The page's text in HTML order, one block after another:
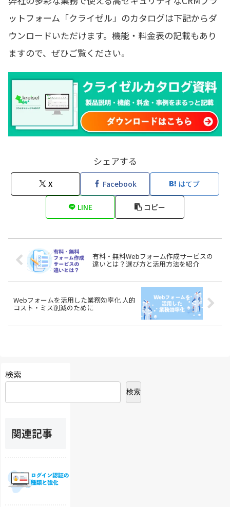
ットフォーム「クライゼル」のカタログは下記からダ
ウンロードいただけます。機能・料金表の記載もあり
ますので、ぜひご覧ください。
シェアする
X Facebook はてブ
LINE コピー
有料・無料Webフォーム作成サービスの
違いとは？選び方と活用方法を紹介
Webフォームを活用した業務効率化 人的
コスト・ミス削減のために
検索
検索
関連記事